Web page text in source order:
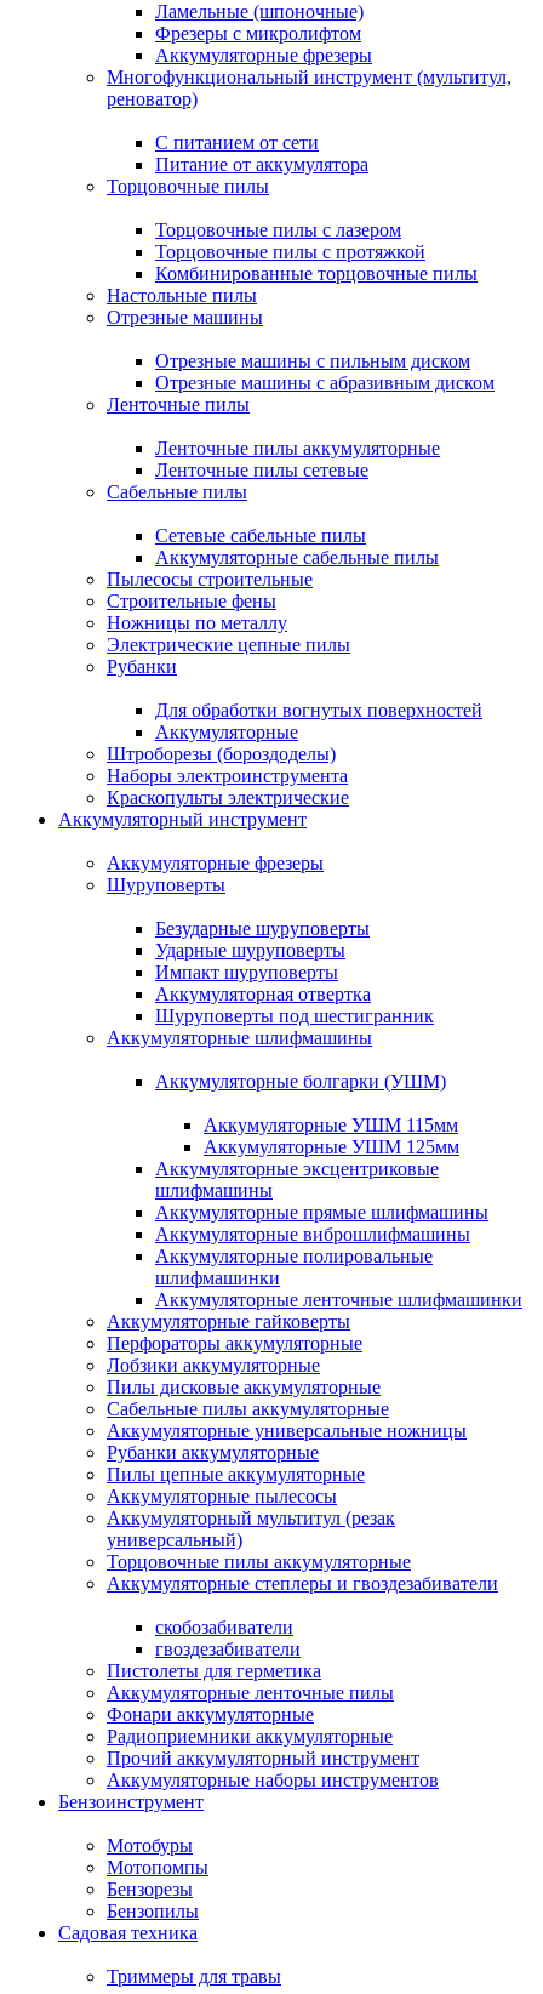
Ламельные (шпоночные)
Фрезеры с микролифтом
Аккумуляторные фрезеры
Многофункциональный инструмент (мультитул,
реноватор)
С питанием от сети
Питание от аккумулятора
Торцовочные пилы
Торцовочные пилы с лазером
Торцовочные пилы с протяжкой
Комбинированные торцовочные пилы
Настольные пилы
Отрезные машины
Отрезные машины с пильным диском
Отрезные машины с абразивным диском
Ленточные пилы
Ленточные пилы аккумуляторные
Ленточные пилы сетевые
Сабельные пилы
Сетевые сабельные пилы
Аккумуляторные сабельные пилы
Пылесосы строительные
Строительные фены
Ножницы по металлу
Электрические цепные пилы
Рубанки
Для обработки вогнутых поверхностей
Аккумуляторные
Штроборезы (бороздоделы)
Наборы электроинструмента
Краскопульты электрические
Аккумуляторный инструмент
Аккумуляторные фрезеры
Шуруповерты
Безударные шуруповерты
Ударные шуруповерты
Импакт шуруповерты
Аккумуляторная отвертка
Шуруповерты под шестигранник
Аккумуляторные шлифмашины
Аккумуляторные болгарки (УШМ)
Аккумуляторные УШМ 115мм
Аккумуляторные УШМ 125мм
Аккумуляторные эксцентриковые
шлифмашины
Аккумуляторные прямые шлифмашины
Аккумуляторные виброшлифмашины
Аккумуляторные полировальные
шлифмашинки
Аккумуляторные ленточные шлифмашинки
Аккумуляторные гайковерты
Перфораторы аккумуляторные
Лобзики аккумуляторные
Пилы дисковые аккумуляторные
Сабельные пилы аккумуляторные
Аккумуляторные универсальные ножницы
Рубанки аккумуляторные
Пилы цепные аккумуляторные
Аккумуляторные пылесосы
Аккумуляторный мультитул (резак
универсальный)
Торцовочные пилы аккумуляторные
Аккумуляторные степлеры и гвоздезабиватели
скобозабиватели
гвоздезабиватели
Пистолеты для герметика
Аккумуляторные ленточные пилы
Фонари аккумуляторные
Радиоприемники аккумуляторные
Прочий аккумуляторный инструмент
Аккумуляторные наборы инструментов
Бензоинструмент
Мотобуры
Мотопомпы
Бензорезы
Бензопилы
Садовая техника
Триммеры для травы